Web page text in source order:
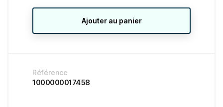
Ajouter au panier
Référence
1000000017458